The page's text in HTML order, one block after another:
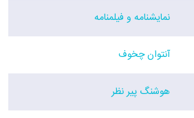
نمایشنامه و فیلمنامه
آنتوان چخوف
هوشنگ پیر نظر